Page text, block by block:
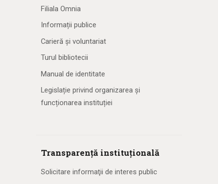
Filiala Omnia
Informații publice
Carieră și voluntariat
Turul bibliotecii
Manual de identitate
Legislație privind organizarea și
funcționarea instituției
Transparență instituțională
Solicitare informaţii de interes public